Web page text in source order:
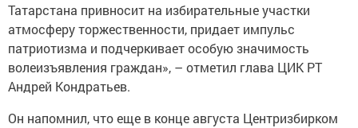
Татарстана привносит на избирательные участки
атмосферу торжественности, придает импульс
патриотизма и подчеркивает особую значимость
волеизъявления граждан», – отметил глава ЦИК РТ
Андрей Кондратьев.
Он напомнил, что еще в конце августа Центризбирком